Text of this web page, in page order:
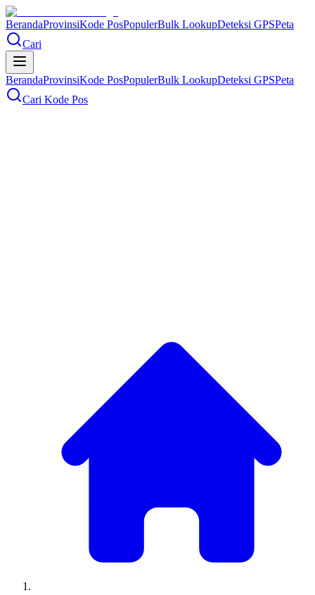
BerandaProvinsiKode PosPopulerBulk LookupDeteksi GPSPeta
Cari
BerandaProvinsiKode PosPopulerBulk LookupDeteksi GPSPeta
Cari Kode Pos